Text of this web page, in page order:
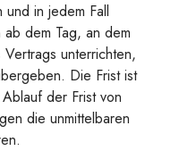
in jedem Fall
dem Tag, an dem
unterrichten,
Die Frist ist
der Frist von
die unmittelbaren